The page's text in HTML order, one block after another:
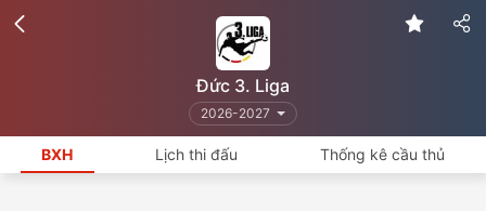
Đức 3. Liga
2026-2027
BXH Lịch thi đấu Thống kê cầu thủ